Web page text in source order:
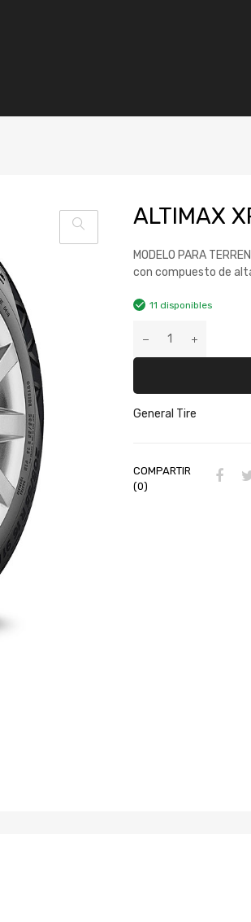
ALTIMAX
MODELO PARA
con compuesto de
11 disponibles
General Tire
COMPARTIR
(0)